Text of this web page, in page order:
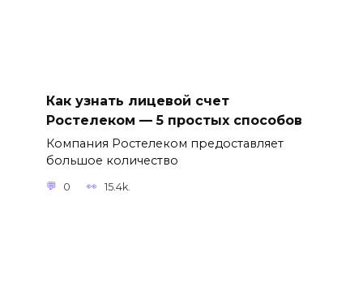
Как узнать лицевой счет
Ростелеком — 5 простых способов
Компания Ростелеком предоставляет
большое количество
0 15.4k.